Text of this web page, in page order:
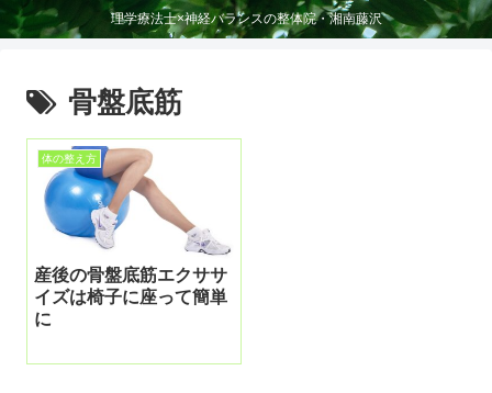
理学療法士×神経バランスの整体院・湘南藤沢
骨盤底筋
体の整え方
産後の骨盤底筋エクササ
イズは椅子に座って簡単
に